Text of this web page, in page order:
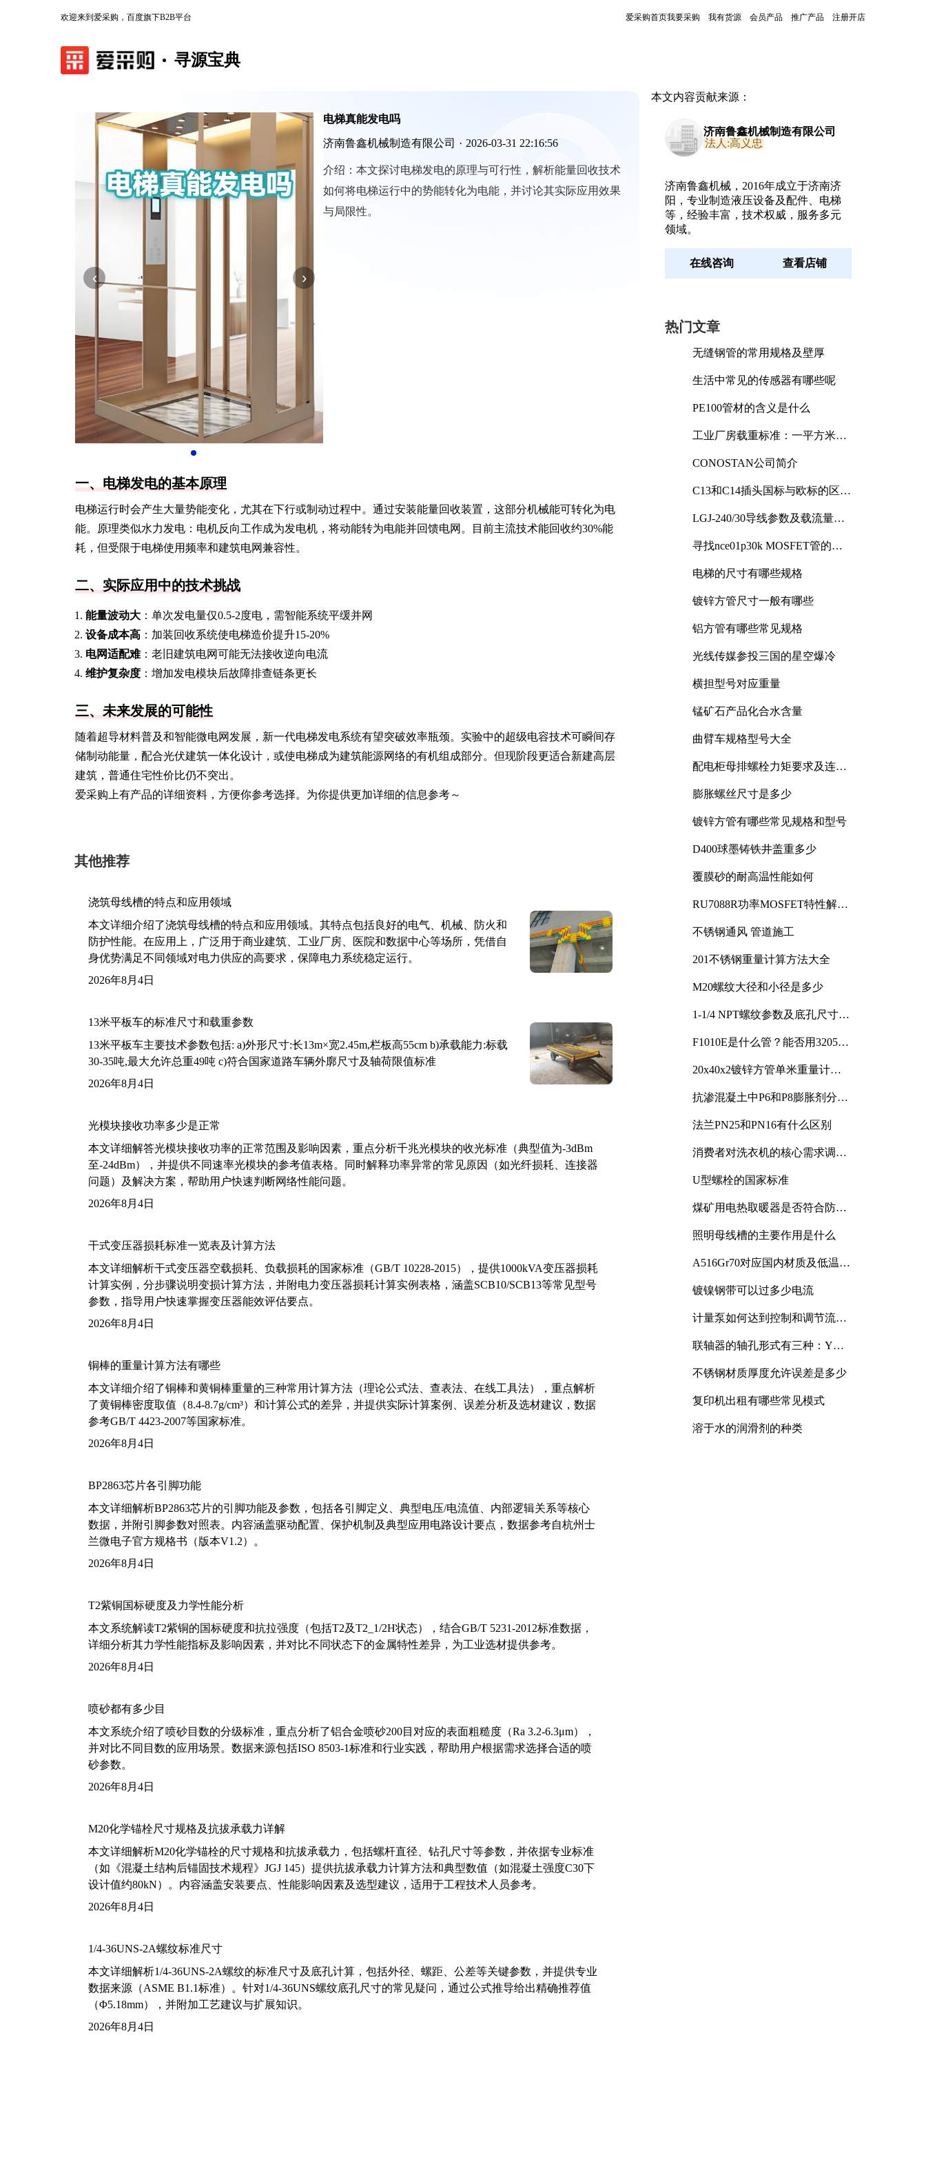
欢迎来到爱采购，百度旗下B2B平台 爱采购首页我要采购 我有货源 会员产品 推广产品 注册开店
寻源宝典
‹ ›
电梯真能发电吗
济南鲁鑫机械制造有限公司 · 2026-03-31 22:16:56
介绍： 本文探讨电梯发电的原理与可行性，解析能量回收技术
如何将电梯运行中的势能转化为电能，并讨论其实际应用效果
与局限性。
一、电梯发电的基本原理
电梯运行时会产生大量势能变化，尤其在下行或制动过程中。通过安装能量回收装置，这部分机械能可转化为电
能。原理类似水力发电：电机反向工作成为发电机，将动能转为电能并回馈电网。目前主流技术能回收约30%能
耗，但受限于电梯使用频率和建筑电网兼容性。
二、实际应用中的技术挑战
能量波动大 ：单次发电量仅0.5-2度电，需智能系统平缓并网
设备成本高 ：加装回收系统使电梯造价提升15-20%
电网适配难：老旧建筑电网可能无法接收逆向电流
维护复杂度 ：增加发电模块后故障排查链条更长
三、未来发展的可能性
随着超导材料普及和智能微电网发展，新一代电梯发电系统有望突破效率瓶颈。实验中的超级电容技术可瞬间存
储制动能量，配合光伏建筑一体化设计，或使电梯成为建筑能源网络的有机组成部分。但现阶段更适合新建高层
建筑，普通住宅性价比仍不突出。
爱采购上有产品的详细资料，方便你参考选择。为你提供更加详细的信息参考～
其他推荐
浇筑母线槽的特点和应用领域
本文详细介绍了浇筑母线槽的特点和应用领域。其特点包括良好的电气、机械、防火和
防护性能。在应用上，广泛用于商业建筑、工业厂房、医院和数据中心等场所，凭借自
身优势满足不同领域对电力供应的高要求，保障电力系统稳定运行。
2026年8月4日
13米平板车的标准尺寸和载重参数
13米平板车主要技术参数包括: a)外形尺寸:长13m×宽2.45m,栏板高55cm b)承载能力:标载
30-35吨,最大允许总重49吨 c)符合国家道路车辆外廓尺寸及轴荷限值标准
2026年8月4日
光模块接收功率多少是正常
本文详细解答光模块接收功率的正常范围及影响因素，重点分析千兆光模块的收光标准（典型值为-3dBm
至-24dBm），并提供不同速率光模块的参考值表格。同时解释功率异常的常见原因（如光纤损耗、连接器
问题）及解决方案，帮助用户快速判断网络性能问题。
2026年8月4日
干式变压器损耗标准一览表及计算方法
本文详细解析干式变压器空载损耗、负载损耗的国家标准（GB/T 10228-2015），提供1000kVA变压器损耗
计算实例，分步骤说明变损计算方法，并附电力变压器损耗计算实例表格，涵盖SCB10/SCB13等常见型号
参数，指导用户快速掌握变压器能效评估要点。
2026年8月4日
铜棒的重量计算方法有哪些
本文详细介绍了铜棒和黄铜棒重量的三种常用计算方法（理论公式法、查表法、在线工具法），重点解析
了黄铜棒密度取值（8.4-8.7g/cm³）和计算公式的差异，并提供实际计算案例、误差分析及选材建议，数据
参考GB/T 4423-2007等国家标准。
2026年8月4日
BP2863芯片各引脚功能
本文详细解析BP2863芯片的引脚功能及参数，包括各引脚定义、典型电压/电流值、内部逻辑关系等核心
数据，并附引脚参数对照表。内容涵盖驱动配置、保护机制及典型应用电路设计要点，数据参考自杭州士
兰微电子官方规格书（版本V1.2）。
2026年8月4日
T2紫铜国标硬度及力学性能分析
本文系统解读T2紫铜的国标硬度和抗拉强度（包括T2及T2_1/2H状态），结合GB/T 5231-2012标准数据，
详细分析其力学性能指标及影响因素，并对比不同状态下的金属特性差异，为工业选材提供参考。
2026年8月4日
喷砂都有多少目
本文系统介绍了喷砂目数的分级标准，重点分析了铝合金喷砂200目对应的表面粗糙度（Ra 3.2-6.3μm），
并对比不同目数的应用场景。数据来源包括ISO 8503-1标准和行业实践，帮助用户根据需求选择合适的喷
砂参数。
2026年8月4日
M20化学锚栓尺寸规格及抗拔承载力详解
本文详细解析M20化学锚栓的尺寸规格和抗拔承载力，包括螺杆直径、钻孔尺寸等参数，并依据专业标准
（如《混凝土结构后锚固技术规程》JGJ 145）提供抗拔承载力计算方法和典型数值（如混凝土强度C30下
设计值约80kN）。内容涵盖安装要点、性能影响因素及选型建议，适用于工程技术人员参考。
2026年8月4日
1/4-36UNS-2A螺纹标准尺寸
本文详细解析1/4-36UNS-2A螺纹的标准尺寸及底孔计算，包括外径、螺距、公差等关键参数，并提供专业
数据来源（ASME B1.1标准）。针对1/4-36UNS螺纹底孔尺寸的常见疑问，通过公式推导给出精确推荐值
（Φ5.18mm），并附加工艺建议与扩展知识。
2026年8月4日
本文内容贡献来源：
济南鲁鑫机械制造有限公司
法人:高义忠
济南鲁鑫机械，2016年成立于济南济
阳，专业制造液压设备及配件、电梯
等，经验丰富，技术权威，服务多元
领域。
在线咨询 查看店铺
热门文章
无缝钢管的常用规格及壁厚
生活中常见的传感器有哪些呢
PE100管材的含义是什么
工业厂房载重标准：一平方米能
CONOSTAN公司简介
C13和C14插头国标与欧标的区别
LGJ-240/30导线参数及载流量解
寻找nce01p30k MOSFET管的合
电梯的尺寸有哪些规格
镀锌方管尺寸一般有哪些
铝方管有哪些常见规格
光线传媒参投三国的星空爆冷
横担型号对应重量
锰矿石产品化合水含量
曲臂车规格型号大全
配电柜母排螺栓力矩要求及连接
膨胀螺丝尺寸是多少
镀锌方管有哪些常见规格和型号
D400球墨铸铁井盖重多少
覆膜砂的耐高温性能如何
RU7088R功率MOSFET特性解析
不锈钢通风 管道施工
201不锈钢重量计算方法大全
M20螺纹大径和小径是多少
1-1/4 NPT螺纹参数及底孔尺寸详
F1010E是什么管？能否用3205或
20x40x2镀锌方管单米重量计算
抗渗混凝土中P6和P8膨胀剂分别
法兰PN25和PN16有什么区别
消费者对洗衣机的核心需求调研
U型螺栓的国家标准
煤矿用电热取暖器是否符合防爆
照明母线槽的主要作用是什么
A516Gr70对应国内材质及低温冲
镀镍钢带可以过多少电流
计量泵如何达到控制和调节流量
联轴器的轴孔形式有三种：Y
不锈钢材质厚度允许误差是多少
复印机出租有哪些常见模式
溶于水的润滑剂的种类